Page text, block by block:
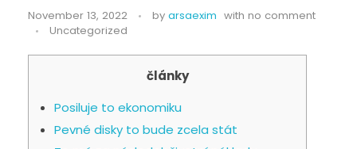
November 13, 2022 by arsaexim with no comment
Uncategorized
články
Posiluje to ekonomiku
Pevné disky to bude zcela stát